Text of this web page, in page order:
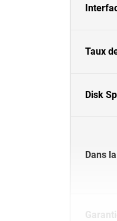
Taux
Disk
Dans